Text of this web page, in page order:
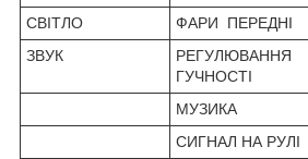
СВІТЛО
ФАРИ ПЕРЕДНІ
ЗВУК
РЕГУЛЮВАННЯ
ГУЧНОСТІ
МУЗИКА
СИГНАЛ НА РУЛІ